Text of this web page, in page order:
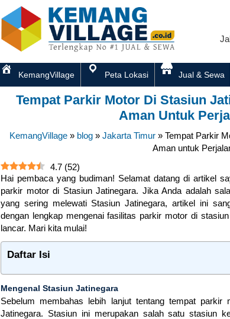
KemangVillage Peta Lokasi Jual & Sewa
Tempat Parkir Motor Di Stasiun
Aman Untuk
KemangVillage » blog »Jakarta Timur »Tempat Parkir
Aman untuk
4.7 (52)
Hai pembaca yang budiman! Selamat datang di artikel
parkir motor di Stasiun Jatinegara. Jika Anda adalah
yang sering melewati Stasiun Jatinegara, artikel ini
dengan lengkap mengenai fasilitas parkir motor di
lancar. Mari kita mulai!
Daftar Isi
Mengenal Stasiun Jatinegara
Sebelum membahas lebih lanjut tentang tempat
Jatinegara. Stasiun ini merupakan salah satu stasiun